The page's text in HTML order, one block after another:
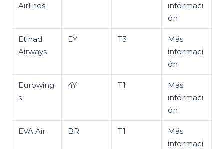
Airlines
informaci
ón
Etihad
Airways
EY T3
Más
informaci
ón
Eurowing
s
4Y T1
Más
informaci
ón
EVA Air BR T1
Más
informaci